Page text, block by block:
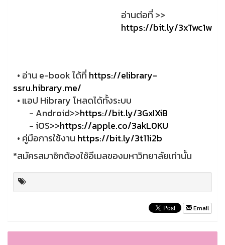
อ่านต่อที่ >>
https://bit.ly/3xTwc1w
• อ่าน e-book ได้ที่ https://elibrary-
ssru.hibrary.me/
• แอป Hibrary โหลดได้ทั้งระบบ
- Android>>https://bit.ly/3GxIXiB
- iOS>>https://apple.co/3akL0KU
• คู่มือการใช้งาน https://bit.ly/3t11i2b
*สมัครสมาชิกต้องใช้อีเมลของมหาวิทยาลัยเท่านั้น
Email